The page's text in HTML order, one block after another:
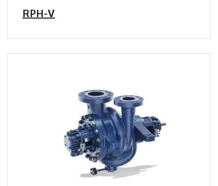
RPH-V